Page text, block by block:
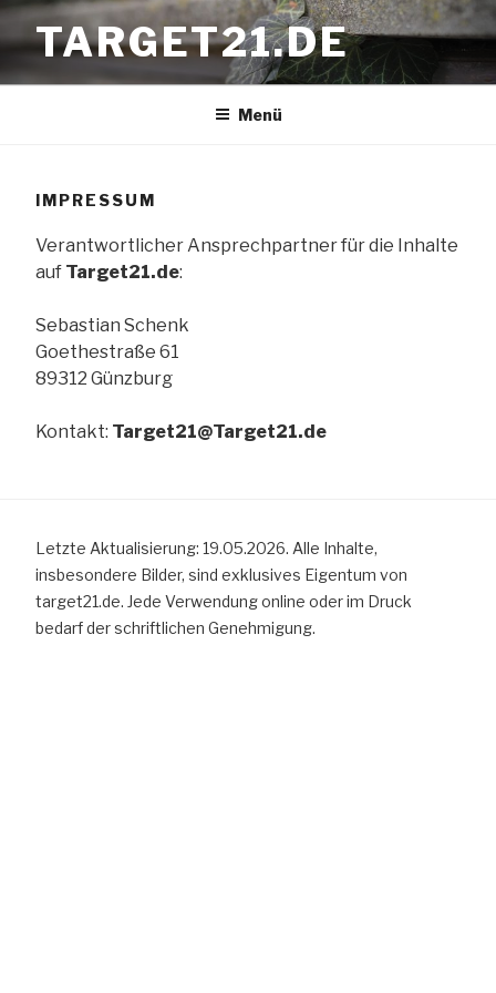
Zum
InhaltTARGET21.DE
Menü
IMPRESSUM
Verantwortlicher Ansprechpartner für die Inhalte
auf Target21.de:
Sebastian Schenk
Goethestraße 61
89312 Günzburg
Kontakt: Target21@Target21.de
Letzte Aktualisierung: 19.05.2026. Alle Inhalte,
insbesondere Bilder, sind exklusives Eigentum von
target21.de. Jede Verwendung online oder im Druck
bedarf der schriftlichen Genehmigung.